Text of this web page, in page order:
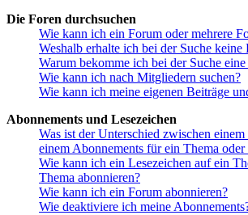
Die Foren durchsuchen
Wie kann ich ein Forum oder mehrere
Weshalb erhalte ich bei der Suche keine
Warum bekomme ich bei der Suche eine
Wie kann ich nach Mitgliedern suchen?
Wie kann ich meine eigenen Beiträge
Abonnements und Lesezeichen
Was ist der Unterschied zwischen
einem Abonnements für ein Thema oder
Wie kann ich ein Lesezeichen auf ein
Thema abonnieren?
Wie kann ich ein Forum abonnieren?
Wie deaktiviere ich meine